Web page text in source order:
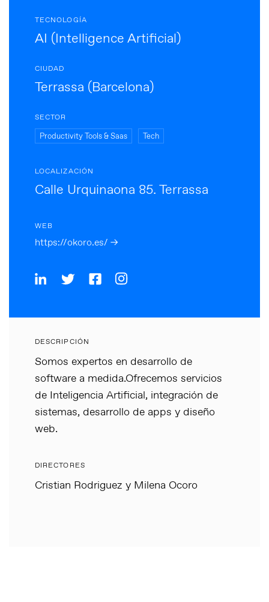
TECNOLOGÍA
AI (Intelligence Artificial)
CIUDAD
Terrassa (Barcelona)
SECTOR
Productivity Tools & Saas Tech
LOCALIZACIÓN
Calle Urquinaona 85. Terrassa
WEB
https://okoro.es/ →
DESCRIPCIÓN
Somos expertos en desarrollo de
software a medida.Ofrecemos servicios
de Inteligencia Artificial, integración de
sistemas, desarrollo de apps y diseño
web.
DIRECTORES
Cristian Rodriguez y Milena Ocoro